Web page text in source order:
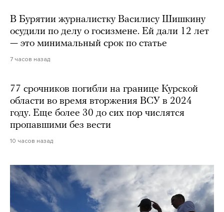
В Бурятии журналистку Василису Шишкину
осудили по делу о госизмене. Ей дали 12 лет
— это минимальный срок по статье
7 часов назад
77 срочников погибли на границе Курской
области во время вторжения ВСУ в 2024
году. Еще более 30 до сих пор числятся
пропавшими без вести
10 часов назад